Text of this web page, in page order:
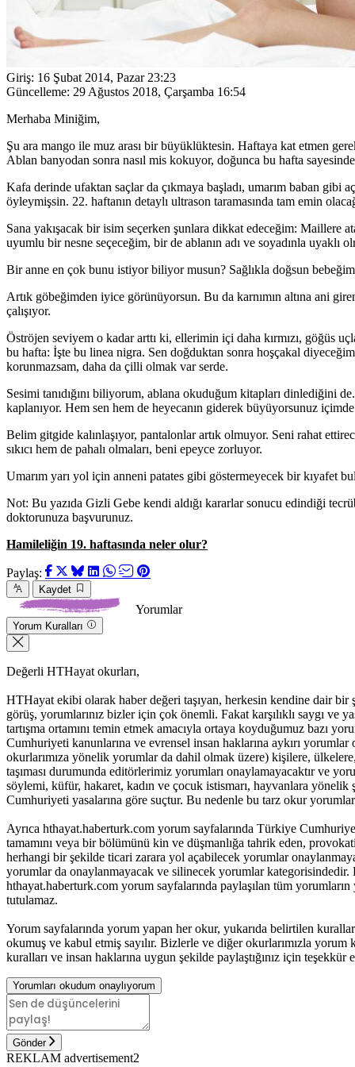
Giriş: 16 Şubat 2014, Pazar 23:23
Güncelleme: 29 Ağustos 2018, Çarşamba 16:54
Merhaba Miniğim,
Şu ara mango ile muz arası bir büyüklüktesin. Haftaya kat etmen
Ablan banyodan sonra nasıl mis kokuyor, doğunca bu hafta
Kafa derinde ufaktan saçlar da çıkmaya başladı, umarım baban
öyleymişsin. 22. haftanın detaylı ultrason taramasında tam emin
Sana yakışacak bir isim seçerken şunlara dikkat edeceğim: Maillere
uyumlu bir nesne seçeceğim, bir de ablanın adı ve soyadınla
Bir anne en çok bunu istiyor biliyor musun? Sağlıkla doğsun
Artık göbeğimden iyice görünüyorsun. Bu da karnımın altına ani
çalışıyor.
Öströjen seviyem o kadar arttı ki, ellerimin içi daha kırmızı, göğüs
bu hafta: İşte bu linea nigra. Sen doğduktan sonra hoşçakal
korunmazsam, daha da çilli olmak var serde.
Sesimi tanıdığını biliyorum, ablana okuduğum kitapları dinlediğini
kaplanıyor. Hem sen hem de heyecanın giderek büyüyorsunuz
Belim gitgide kalınlaşıyor, pantalonlar artık olmuyor. Seni rahat
sıkıcı hem de pahalı olmaları, beni epeyce zorluyor.
Umarım yarı yol için anneni patates gibi göstermeyecek bir kıyafet
Not: Bu yazıda Gizli Gebe kendi aldığı kararlar sonucu edindiği
doktorunuza başvurunuz.
Hamileliğin 19. haftasında neler olur?
Paylaş:
Kaydet
Yorumlar
Yorum Kuralları
Değerli HTHayat okurları,
HTHayat ekibi olarak haber değeri taşıyan, herkesin kendine dair
görüş, yorumlarınız bizler için çok önemli. Fakat karşılıklı saygı ve
tartışma ortamını temin etmek amacıyla ortaya koyduğumuz bazı
Cumhuriyeti kanunlarına ve evrensel insan haklarına aykırı
okurlarımıza yönelik yorumlar da dahil olmak üzere) kişilere,
taşıması durumunda editörlerimiz yorumları onaylamayacaktır ve
söylemi, küfür, hakaret, kadın ve çocuk istismarı, hayvanlara
Cumhuriyeti yasalarına göre suçtur. Bu nedenle bu tarz okur
Ayrıca hthayat.haberturk.com yorum sayfalarında Türkiye
tamamını veya bir bölümünü kin ve düşmanlığa tahrik eden,
herhangi bir şekilde ticari zarara yol açabilecek yorumlar
yorumlar da onaylanmayacak ve silinecek yorumlar kategorisindedir.
hthayat.haberturk.com yorum sayfalarında paylaşılan tüm
tutulamaz.
Yorum sayfalarında yorum yapan her okur, yukarıda belirtilen
okumuş ve kabul etmiş sayılır. Bizlerle ve diğer okurlarımızla
kuralları ve insan haklarına uygun şekilde paylaştığınız için teşekkür
Yorumları okudum onaylıyorum
Gönder
REKLAM advertisement2